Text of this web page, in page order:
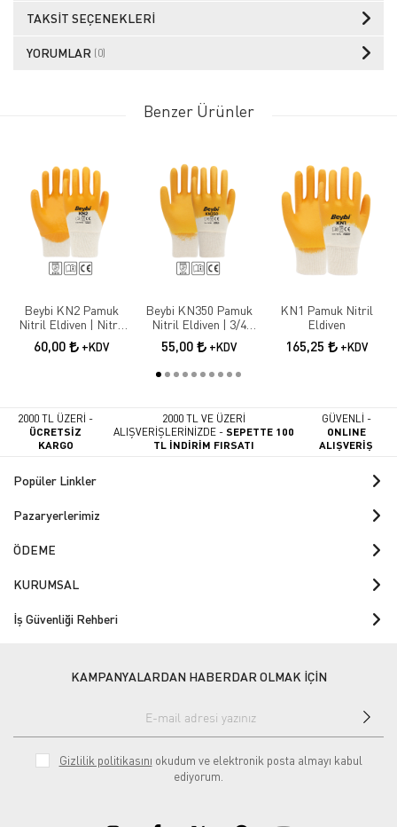
TAKSIT SEÇENEKLERI
YORUMLAR (0)
Benzer Ürünler
Beybi KN2 Pamuk
Nitril Eldiven | Nitril
Kaplama İş Güvenliği
Eldiveni
60,00 +KDV
Beybi KN350 Pamuk
Nitril Eldiven | 3/4
Nitril Kaplama İş
Eldiveni
55,00 +KDV
KN1 Pamuk Nitril
Eldiven
165,25 +KDV
2000 TL ÜZERİ -
ÜCRETSİZ
KARGO
2000 TL VE ÜZERİ
ALIŞVERİŞLERİNİZDE -SEPETTE 100
TL İNDİRİM FIRSATI
GÜVENLİ -
ONLINE
ALIŞVERİŞ
Popüler Linkler
Pazaryerlerimiz
ÖDEME
KURUMSAL
İş Güvenliği Rehberi
KAMPANYALARDAN HABERDAR OLMAK İÇİN
Gizlilik politikasını okudum ve elektronik posta almayı kabul
ediyorum.